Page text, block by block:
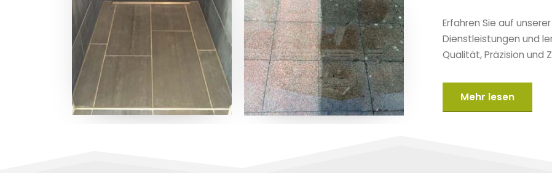
Erfahren Sie auf
Dienstleistungen und
Qualität, Präzision und
Mehr lesen